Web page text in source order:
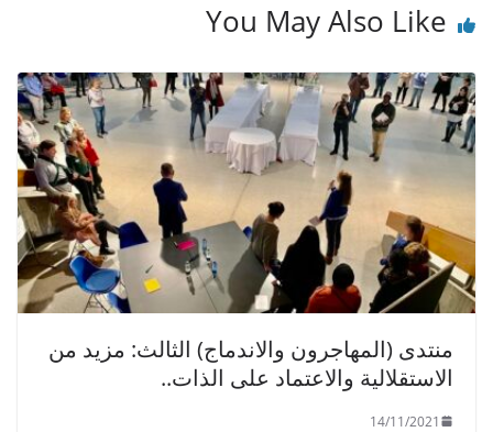
k
You May Also Like
منتدى (المهاجرون والاندماج) الثالث: مزيد من
الاستقلالية والاعتماد على الذات..
14/11/2021